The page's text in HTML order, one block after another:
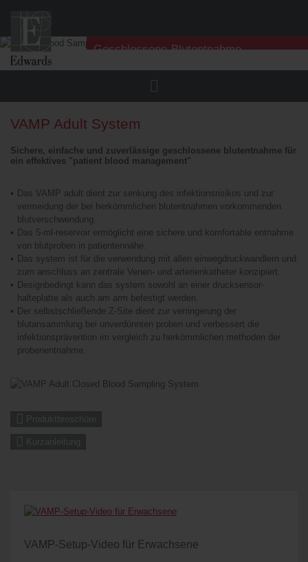
Geschlossene-Blutentnahme
VAMP Jr System
VAMP Flex System
Kontaktiere Uns
VAMP Adult System
Sichere, einfache und zuverlässige geschlossene blutentnahme für
ein effektives "patient blood management"
Das VAMP adult dient zur senkung des infektionsrisikos und zur
vermeidung der bei herkömmlichen blutentnahmen vorkommenden
blutverschwendung.
Das 5-ml-reservoir ermöglicht eine sichere und komfortable entnahme
von blutproben in patientennähe.
Das system ist für die verwendung mit allen einwegdruckwandlern und
zum anschluss an zentrale Venen- und arterienkatheter konzipiert.
Designbedingt kann das system sowohl an einer drucksensor-
halteplatte als auch am arm befestigt werden.
Der selbstschließende Z-Site dient zur verringerung der
blutansammlung bei unverdünnten proben und verbessert die
infektionsprävention im vergleich zu herkömmlichen methoden der
probenentnahme.
Produktbroschüre
Kurzanleitung
VAMP-Setup-Video für Erwachsene